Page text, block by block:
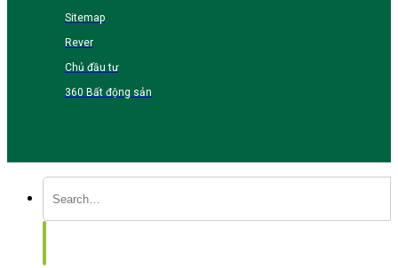
Sitemap
Rever
Chủ đầu tư
360 Bất động sản